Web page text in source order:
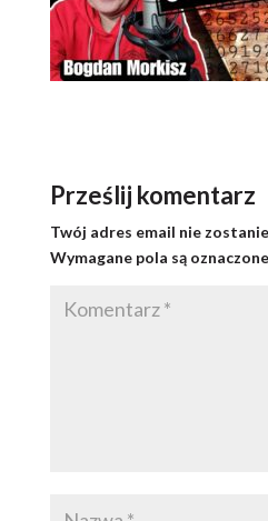
Prześlij komentarz
Twój adres email nie
Wymagane pola są oznaczone